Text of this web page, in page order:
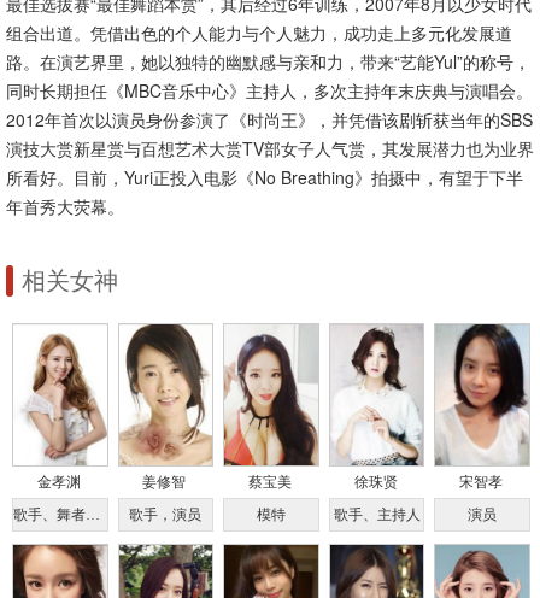
组合出道。凭借出色的个人能力与个人魅力，成功走上多元化发展道
路。在演艺界里，她以独特的幽默感与亲和力，带来“艺能Yul”的称号，
同时长期担任《MBC音乐中心》主持人，多次主持年末庆典与演唱会。
2012年首次以演员身份参演了《时尚王》，并凭借该剧斩获当年的SBS
演技大赏新星赏与百想艺术大赏TV部女子人气赏，其发展潜力也为业界
所看好。目前，Yuri正投入电影《No Breathing》拍摄中，有望于下半
年首秀大荧幕。
相关女神
金孝渊
歌手、舞者、演员、主持人
姜修智
歌手，演员
蔡宝美
模特
徐珠贤
歌手、主持人
宋智孝
演员